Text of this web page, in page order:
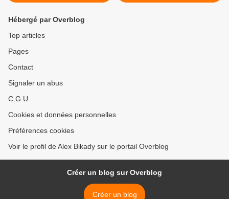
Hébergé par Overblog
Top articles
Pages
Contact
Signaler un abus
C.G.U.
Cookies et données personnelles
Préférences cookies
Voir le profil de Alex Bikady sur le portail Overblog
Créer un blog sur Overblog
Créer un blog